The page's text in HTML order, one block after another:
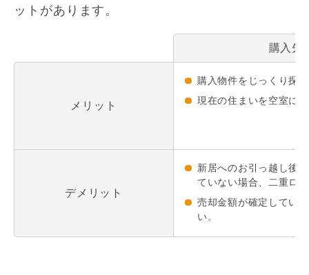
ットがあります。
購入先
メリット
購入物件をじっくり探
現在の住まいを空室に
デメリット
新居へのお引っ越し後
ていない場合、二重ロ
売却金額が確定してい
い。